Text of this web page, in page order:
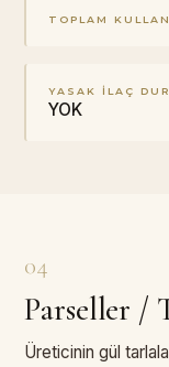
TOPLAM
YASAK İLAÇ
YOK
04
Parseller /
Üreticinin gül